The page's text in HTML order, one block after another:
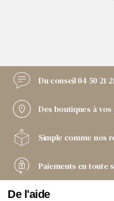
Du conseil04 50 21
Des boutiques à
Simple comme nos
Paiements en toute
De l'aide